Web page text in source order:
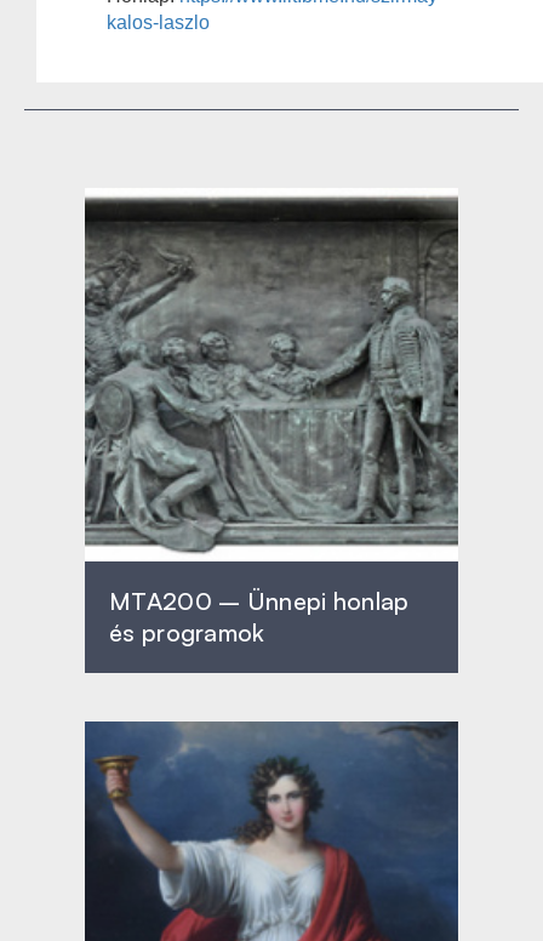
kalos-laszlo
MTA200 – Ünnepi honlap
és programok